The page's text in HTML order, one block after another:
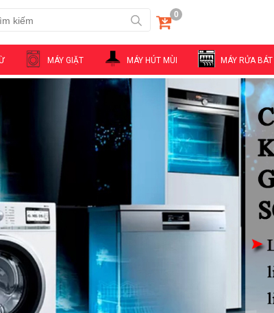
0
MÁY GIẶT MÁY HÚT MÙI MÁY RỬA BÁT